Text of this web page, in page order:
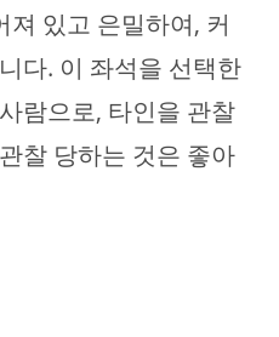
져 있고 은밀하여, 커
다. 이 좌석을 선택한
람으로, 타인을 관찰
찰 당하는 것은 좋아